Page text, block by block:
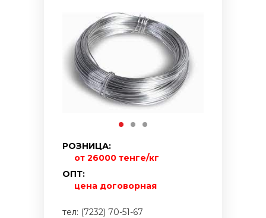
РОЗНИЦА:
от 26000 тенге/кг
ОПТ:
цена договорная
тел: (7232) 70-51-67